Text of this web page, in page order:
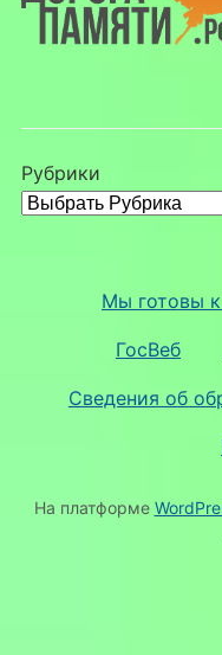
Рубрики
Мы готовы
ГосВеб
Сведения об
На платформе